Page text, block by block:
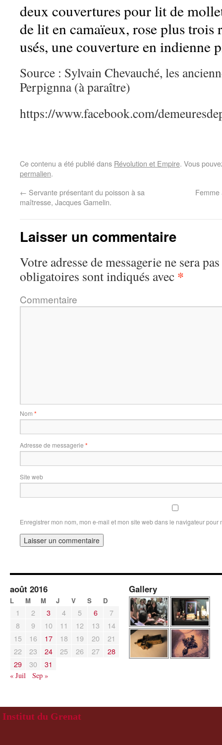
deux couvertures pour lit de
de lit en camaïeux, rose plus trois
usés, une couverture en indienne
Source : Sylvain Chevauché, les
Perpignna (à paraître)
https://www.facebook.com/
Ce contenu a été publié dans Révolution et Empire. Vous
permalien.
← Servante présentant du poisson à sa
maîtresse, Jacques Gamelin.
Femme
Laisser un commentaire
Votre adresse de messagerie ne sera
obligatoires sont indiqués avec *
Commentaire
Nom *
Adresse de messagerie *
Site web
Enregistrer mon nom, mon e-mail et mon site web dans le navigateur pour
août 2016
L M M J V S D
1 2 3 4 5 6
7
8
9 10 11 12 13
14
15
16 17 18 19 20
21
22
23 24 25 26 27
28
29
30 31
« Juil Sep »
Gallery
Institut du Grenat